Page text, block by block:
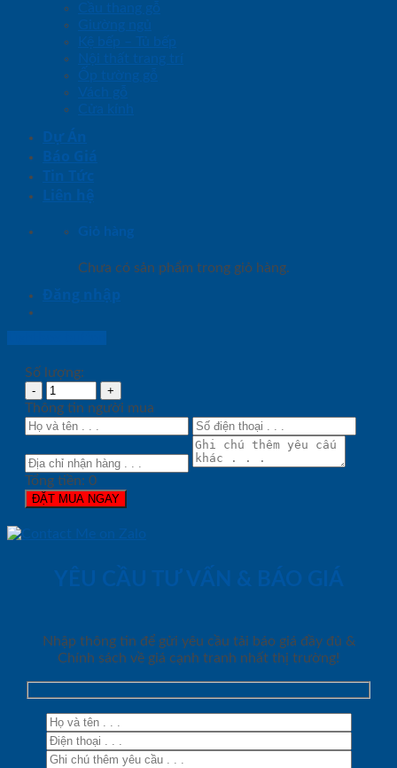
Cầu thang gỗ
Giường ngủ
Kệ bếp – Tủ bếp
Nội thất trang trí
Ốp tường gỗ
Vách gỗ
Cửa kính
Dự Án
Báo Giá
Tin Tức
Liên hệ
Giỏ hàng
Chưa có sản phẩm trong giỏ hàng.
Đăng nhập
Số lượng:
Thông tin người mua
Tổng tiền: 0
ĐẶT MUA NGAY
YÊU CẦU TƯ VẤN & BÁO GIÁ
Nhập thông tin để gửi yêu cầu tải báo giá đầy đủ &
Chính sách về giá cạnh tranh nhất thị trường!